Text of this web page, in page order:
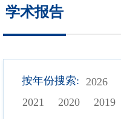
学术报告
按年份搜索: 2026
2021
2020 2019